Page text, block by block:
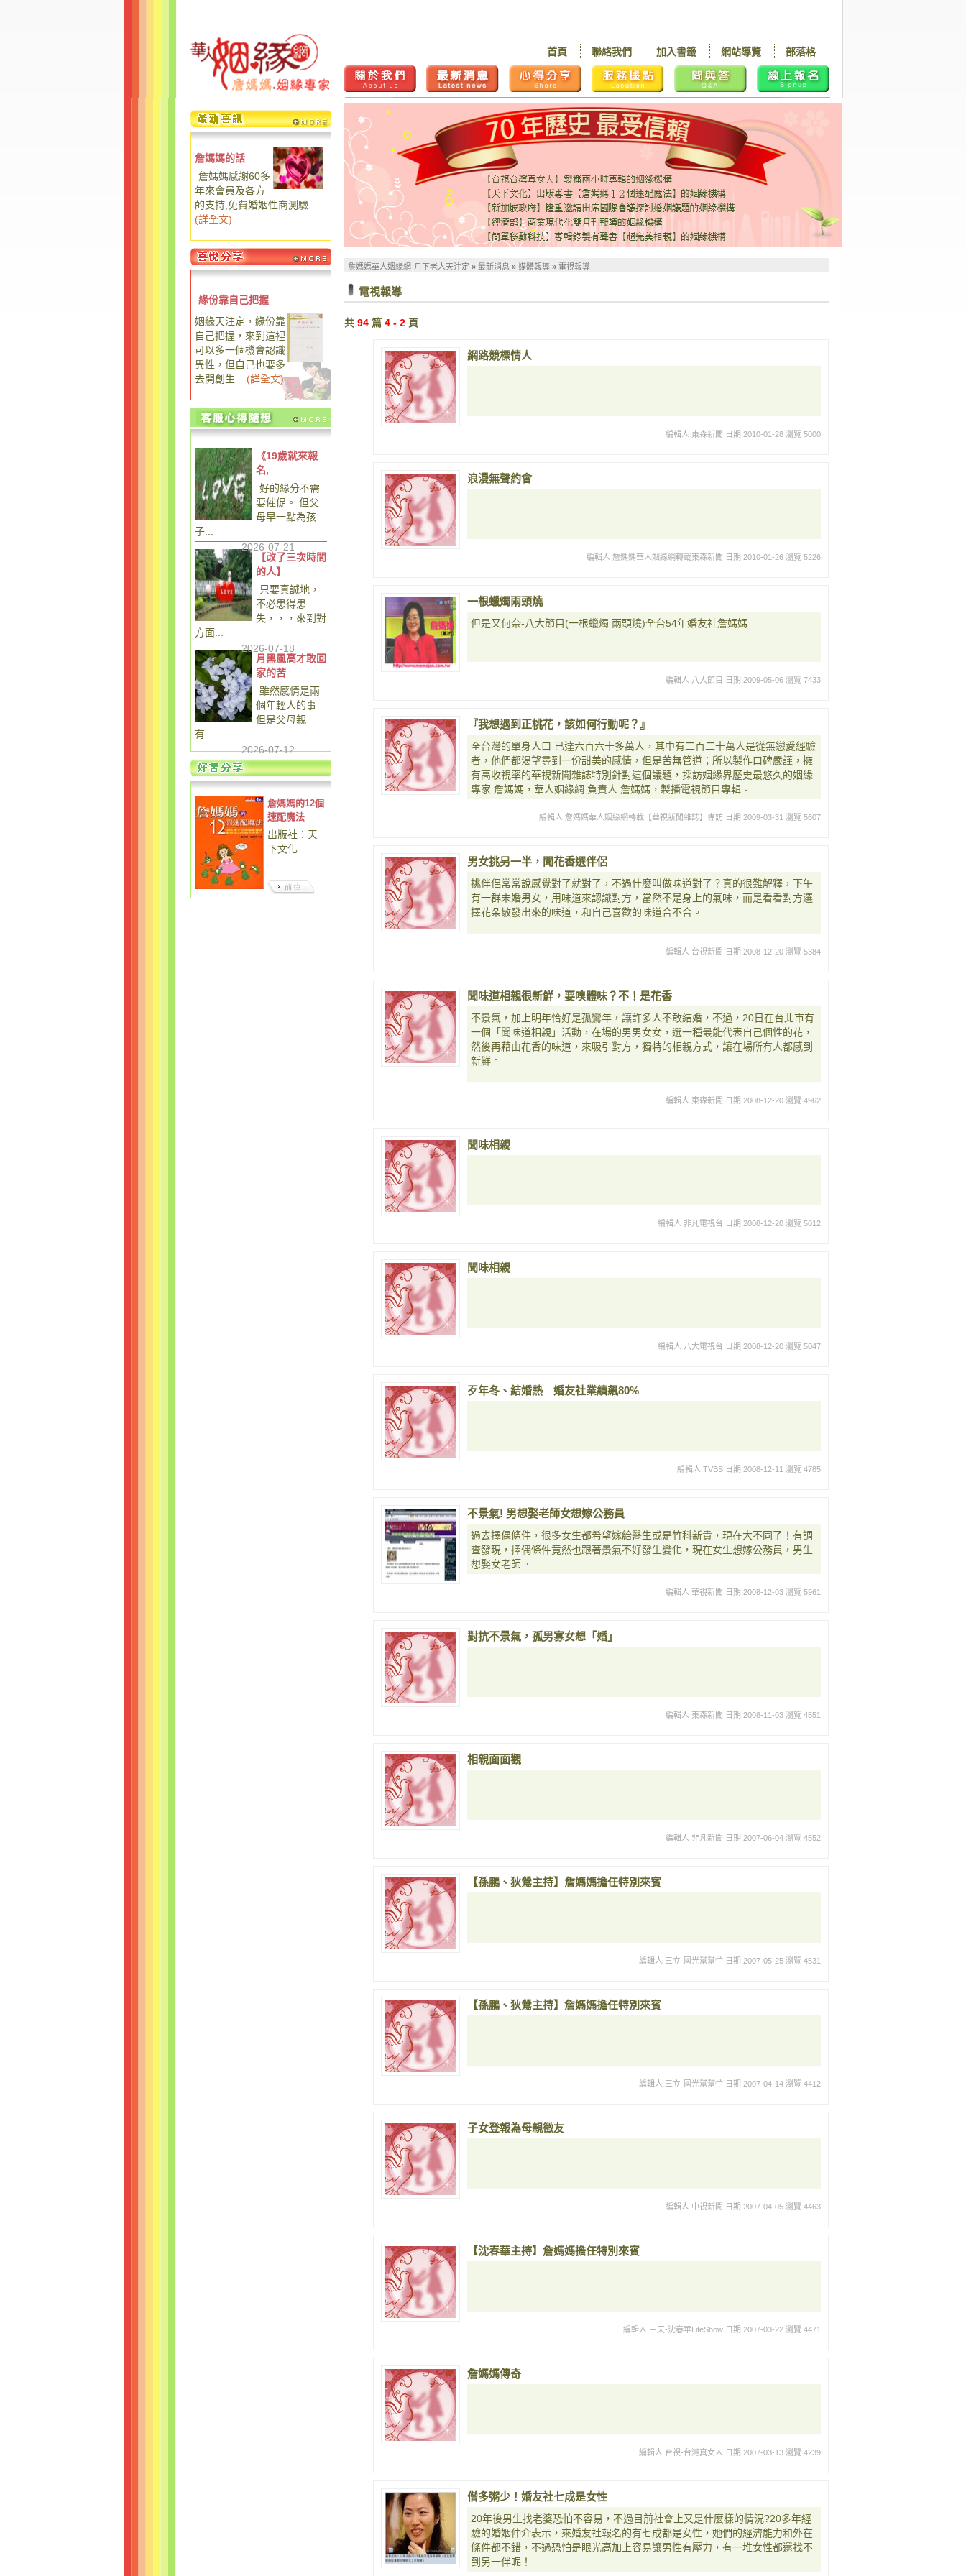
部落格
網站導覽
加入書籤
聯絡我們
首頁
詹媽媽的話
詹媽媽感謝60多
年來會員及各方
的支持,免費婚姻性商測驗
(詳全文)
緣份靠自己把握
姻緣天注定，緣份靠
自己把握，來到這裡
可以多一個機會認識
異性，但自己也要多
去開創生...
(詳全文)
《19歲就來報
名,
好的緣分不需
要催促。 但父
母早一點為孩
子...
2026-07-21
【改了三次時間
的人】
只要真誠地，
不必患得患
失，，，來到對
方面...
2026-07-18
月黑風高才敢回
家的苦
雖然感情是兩
個年輕人的事
但是父母親
有...
2026-07-12
詹媽媽的12個
速配魔法
出版社：天
下文化
詹媽媽華人姻緣網-月下老人天注定 » 最新消息 » 媒體報導 » 電視報導
電視報導
共 94 篇 4 - 2 頁
網路競標情人
編輯人 東森新聞 日期 2010-01-28 瀏覽 5000
浪漫無聲約會
編輯人 詹媽媽華人姻緣網轉載東森新聞 日期 2010-01-26 瀏覽 5226
一根蠟燭兩頭燒
但是又何奈-八大節目(一根蠟燭 兩頭燒)全台54年婚友社詹媽媽
編輯人 八大節目 日期 2009-05-06 瀏覽 7433
『我想遇到正桃花，該如何行動呢？』
全台灣的單身人口 已達六百六十多萬人，其中有二百二十萬人是從無戀愛經驗
者，他們都渴望尋到一份甜美的感情，但是苦無管道；所以製作口碑嚴謹，擁
有高收視率的華視新聞雜誌特別針對這個議題，採訪姻緣界歷史最悠久的姻緣
專家 詹媽媽，華人姻緣網 負責人 詹媽媽，製播電視節目專輯。
編輯人 詹媽媽華人姻緣網轉載【華視新聞雜誌】專訪 日期 2009-03-31 瀏覽 5607
男女挑另一半，聞花香選伴侶
挑伴侶常常說感覺對了就對了，不過什麼叫做味道對了？真的很難解釋，下午
有一群未婚男女，用味道來認識對方，當然不是身上的氣味，而是看看對方選
擇花朵散發出來的味道，和自己喜歡的味道合不合。
編輯人 台視新聞 日期 2008-12-20 瀏覽 5384
聞味道相親很新鮮，要嗅體味？不！是花香
不景氣，加上明年恰好是孤鸞年，讓許多人不敢結婚，不過，20日在台北市有
一個「聞味道相親」活動，在場的男男女女，選一種最能代表自己個性的花，
然後再藉由花香的味道，來吸引對方，獨特的相親方式，讓在場所有人都感到
新鮮。
編輯人 東森新聞 日期 2008-12-20 瀏覽 4962
聞味相親
編輯人 非凡電視台 日期 2008-12-20 瀏覽 5012
聞味相親
編輯人 八大電視台 日期 2008-12-20 瀏覽 5047
歹年冬、結婚熱 婚友社業績飆80%
編輯人 TVBS 日期 2008-12-11 瀏覽 4785
不景氣! 男想娶老師女想嫁公務員
過去擇偶條件，很多女生都希望嫁給醫生或是竹科新貴，現在大不同了！有調
查發現，擇偶條件竟然也跟著景氣不好發生變化，現在女生想嫁公務員，男生
想娶女老師。
編輯人 華視新聞 日期 2008-12-03 瀏覽 5961
對抗不景氣，孤男寡女想「婚」
編輯人 東森新聞 日期 2008-11-03 瀏覽 4551
相親面面觀
編輯人 非凡新聞 日期 2007-06-04 瀏覽 4552
【孫鵬、狄鶯主持】詹媽媽擔任特別來賓
編輯人 三立-國光幫幫忙 日期 2007-05-25 瀏覽 4531
【孫鵬、狄鶯主持】詹媽媽擔任特別來賓
編輯人 三立-國光幫幫忙 日期 2007-04-14 瀏覽 4412
子女登報為母親徵友
編輯人 中視新聞 日期 2007-04-05 瀏覽 4463
【沈春華主持】詹媽媽擔任特別來賓
編輯人 中天-沈春華LifeShow 日期 2007-03-22 瀏覽 4471
詹媽媽傳奇
編輯人 台視-台灣真女人 日期 2007-03-13 瀏覽 4239
僧多粥少！婚友社七成是女性
20年後男生找老婆恐怕不容易，不過目前社會上又是什麼樣的情況?20多年經
驗的婚姻仲介表示，來婚友社報名的有七成都是女性，她們的經濟能力和外在
條件都不錯，不過恐怕是眼光高加上容易讓男性有壓力，有一堆女性都還找不
到另一伴呢！